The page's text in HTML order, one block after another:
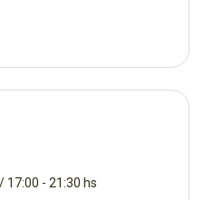
17:00 - 21:30 hs